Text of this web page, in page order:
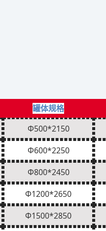
罐体规格
Φ500*2150
Φ600*2250
Φ800*2450
Φ1200*2650
Φ1500*2850